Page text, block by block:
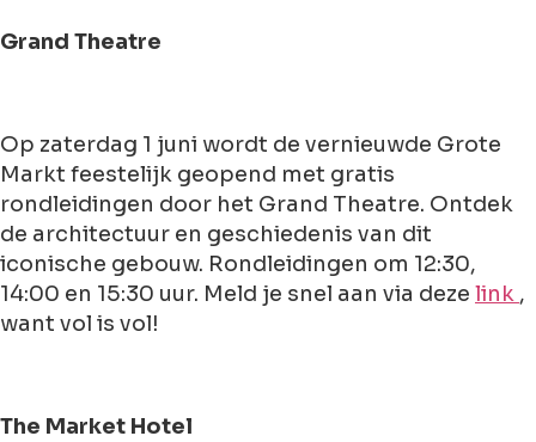
Grand Theatre
Op zaterdag 1 juni wordt de vernieuwde Grote
Markt feestelijk geopend met gratis
rondleidingen door het Grand Theatre. Ontdek
de architectuur en geschiedenis van dit
iconische gebouw. Rondleidingen om 12:30,
14:00 en 15:30 uur. Meld je snel aan via deze link ,
want vol is vol!
The Market Hotel